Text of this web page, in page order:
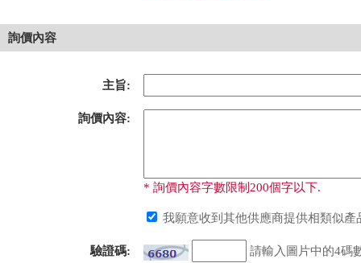
詢價內容
主旨:
詢價內容:
* 詢價內容字數限制200個字以下.
我願意收到其他供應商提供相類似產
驗證碼: 請輸入圖片中的4碼